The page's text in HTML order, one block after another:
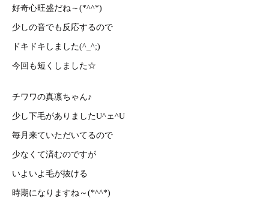
好奇心旺盛だね～(*^^*)
少しの音でも反応するので
ドキドキしました(^_^;)
今回も短くしました☆
チワワの真凛ちゃん♪
少し下毛がありましたU^ェ^U
毎月来ていただいてるので
少なくて済むのですが
いよいよ毛が抜ける
時期になりますね～(*^^*)